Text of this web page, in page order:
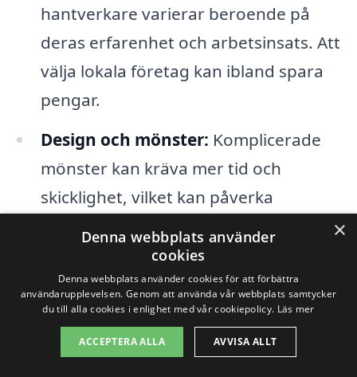
hantverkare varierar beroende på
deras erfarenhet och arbetsinsats. Att
välja lokala företag kan ibland spara
pengar.
Design och mönster: Komplicerade
mönster kan kräva mer tid och
skicklighet, vilket kan påverka
totalkostnaden. En enkel design är
oftast mer prisvärd.
När du letar efterstenläggning i
Marielundär det en bra idé att få flera
offerter från olika företag för att jämföra
×
Denna webbplats använder
cookies
Denna webbplats använder cookies för att förbättra
användarupplevelsen. Genom att använda vår webbplats samtycker
du till alla cookies i enlighet med vår cookiepolicy. Läs mer
ACCEPTERA ALLA AVVISA ALLT